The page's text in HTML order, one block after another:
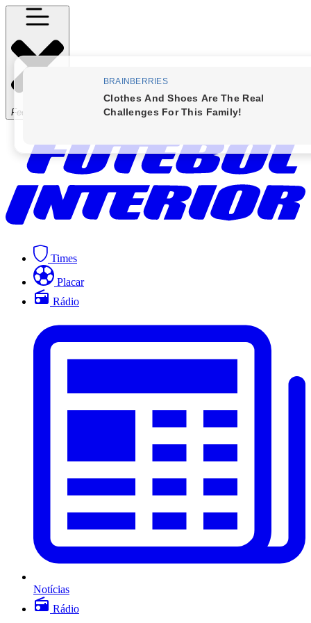
Fechar Menu
Times
Placar
Rádio
Notícias
Rádio